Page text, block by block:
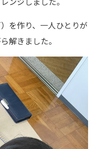
を作り、一人ひとりが
解きました。